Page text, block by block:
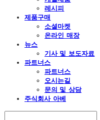
레시피
제품구매
소셜마켓
온라인 매장
뉴스
기사 및 보도자료
파트너스
파트너스
오시는길
문의 및 상담
주식회사 아베